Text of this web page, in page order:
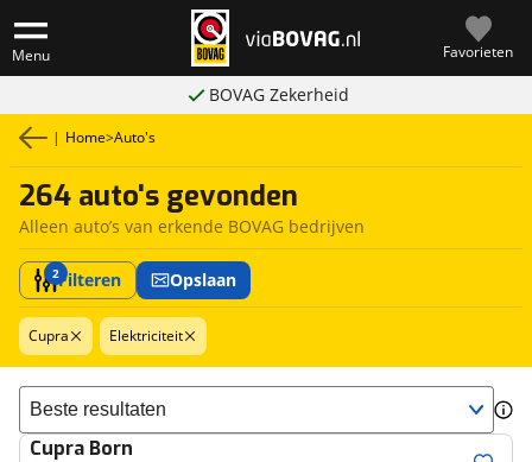
Menu Favorieten
BOVAG Zekerheid
| Home>Auto's
264 auto's gevonden
Alleen auto’s van erkende BOVAG bedrijven
2Filteren Opslaan
Cupra Elektriciteit
Sorteer resultaten
Cupra Born